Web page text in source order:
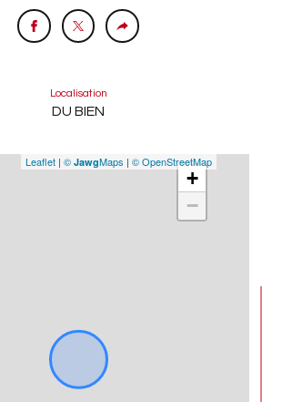
Localisation
DU BIEN
+
−
Leaflet | © JawgMaps | © OpenStreetMap